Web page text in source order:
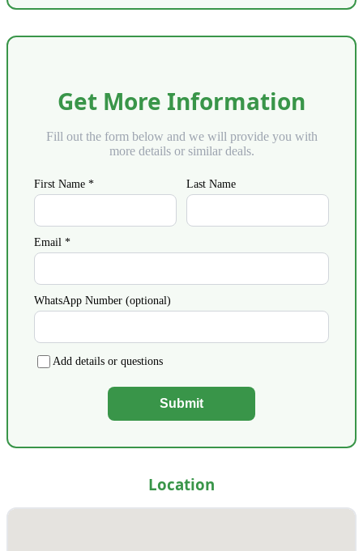
Get More Information
Fill out the form below and we will provide you with
more details or similar deals.
First Name * Last Name
Email *
WhatsApp Number (optional)
Add details or questions
Submit
Location